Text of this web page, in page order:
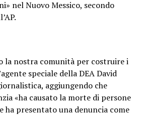
nel Nuovo Messico, secondo
la nostra comunità per costruire i
speciale della DEA David
aggiungendo che
«ha causato la morte di persone
ha presentato una denuncia come